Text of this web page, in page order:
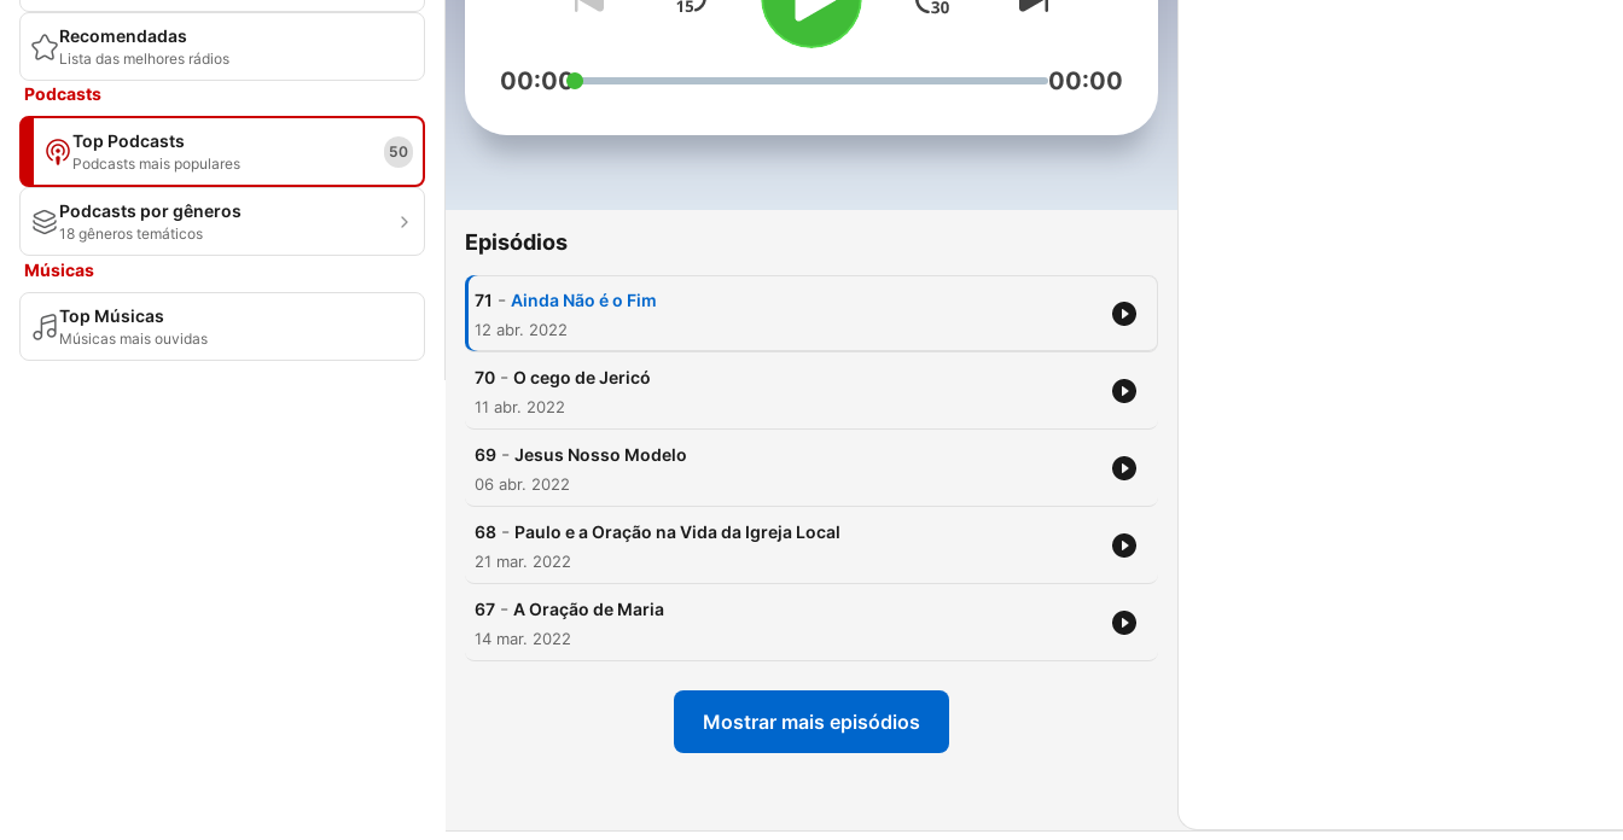
Recomendadas
Lista das melhores rádios
Podcasts
Top Podcasts
Podcasts mais populares
50
Podcasts por gêneros
18 gêneros temáticos
Músicas
Top Músicas
Músicas mais ouvidas
00:00 00:00
Episódios
71 - Ainda Não é o Fim
12 abr. 2022
70 - O cego de Jericó
11 abr. 2022
69 - Jesus Nosso Modelo
06 abr. 2022
68 - Paulo e a Oração na Vida da Igreja Local
21 mar. 2022
67 - A Oração de Maria
14 mar. 2022
Mostrar mais episódios